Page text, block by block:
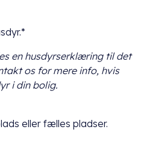
en husdyrserklæring til det
os for mere info, hvis
i din bolig.
eller fælles pladser.